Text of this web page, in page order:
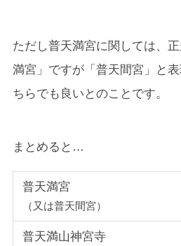
ただし普天満宮に関しては、
満宮」ですが「普天間宮」と
ちらでも良いとのことです。
まとめると…
普天満宮
（又は普天間宮）
普天満山神宮寺